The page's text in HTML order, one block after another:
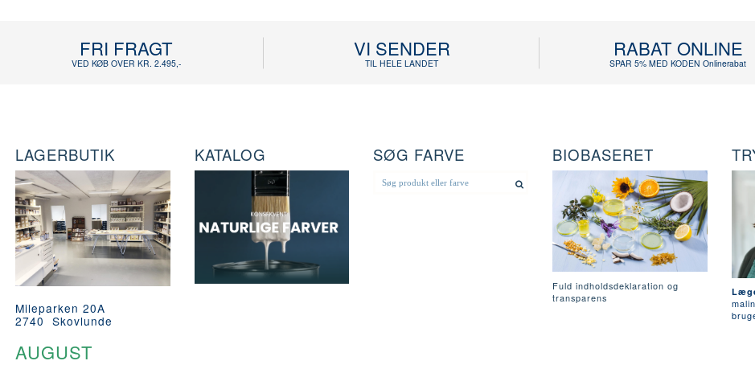
FRI FRAGT
VED KØB OVER KR. 2.495,-
VI SENDER
TIL HELE LANDET
RABAT ONLINE
SPAR 5% MED KODEN Onlinerabat
LAGERBUTIK
Mileparken 20A
2740 Skovlunde
AUGUST
KATALOG SØG FARVE BIOBASERET
Fuld indholdsdeklaration og
transparens